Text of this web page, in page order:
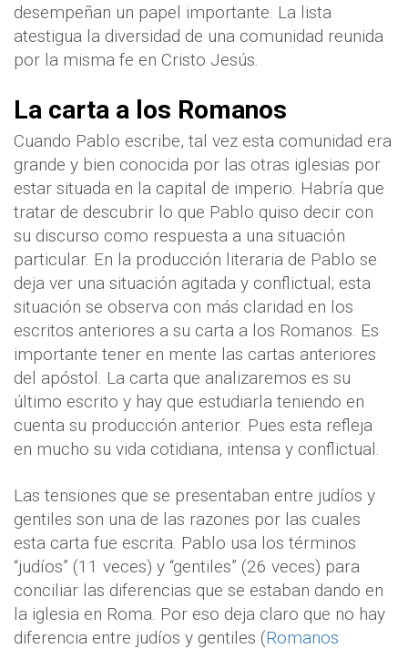
desempeñan un papel importante. La lista
atestigua la diversidad de una comunidad reunida
por la misma fe en Cristo Jesús.
La carta a los Romanos
Cuando Pablo escribe, tal vez esta comunidad era
grande y bien conocida por las otras iglesias por
estar situada en la capital de imperio. Habría que
tratar de descubrir lo que Pablo quiso decir con
su discurso como respuesta a una situación
particular. En la producción literaria de Pablo se
deja ver una situación agitada y conflictual; esta
situación se observa con más claridad en los
escritos anteriores a su carta a los Romanos. Es
importante tener en mente las cartas anteriores
del apóstol. La carta que analizaremos es su
último escrito y hay que estudiarla teniendo en
cuenta su producción anterior. Pues esta refleja
en mucho su vida cotidiana, intensa y conflictual.
Las tensiones que se presentaban entre judíos y
gentiles son una de las razones por las cuales
esta carta fue escrita. Pablo usa los términos
“judíos” (11 veces) y “gentiles” (26 veces) para
conciliar las diferencias que se estaban dando en
la iglesia en Roma. Por eso deja claro que no hay
diferencia entre judíos y gentiles (Romanos